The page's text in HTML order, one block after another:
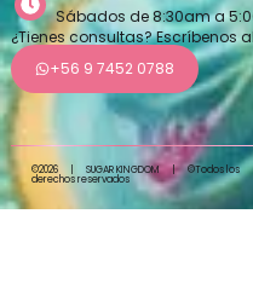
Sábados de 8:30am a
¿Tienes consultas? Escríbenos
+56 9 7452 0788
©2026 SUGAR KINGDOM | ©Todos los
derechos reservados